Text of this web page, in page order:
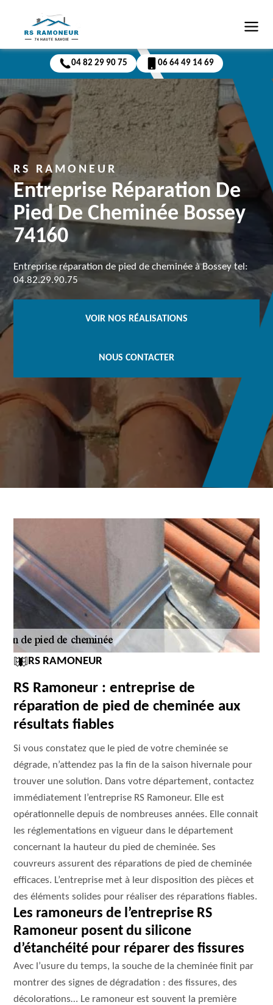
04 82 29 90 75 06 64 49 14 69
RS RAMONEUR
Entreprise Réparation De
Pied De Cheminée Bossey
74160
Entreprise réparation de pied de cheminée à Bossey tel:
04.82.29.90.75
VOIR NOS RÉALISATIONS
NOUS CONTACTER
RS RAMONEUR
RS Ramoneur : entreprise de
réparation de pied de cheminée aux
résultats fiables
Si vous constatez que le pied de votre cheminée se
dégrade, n’attendez pas la fin de la saison hivernale pour
trouver une solution. Dans votre département, contactez
immédiatement l’entreprise RS Ramoneur. Elle est
opérationnelle depuis de nombreuses années. Elle connait
les réglementations en vigueur dans le département
concernant la hauteur du pied de cheminée. Ses
couvreurs assurent des réparations de pied de cheminée
efficaces. L’entreprise met à leur disposition des pièces et
des éléments solides pour réaliser des réparations fiables.
Les ramoneurs de l’entreprise RS
Ramoneur posent du silicone
d’étanchéité pour réparer des fissures
Avec l’usure du temps, la souche de la cheminée finit par
montrer des signes de dégradation : des fissures, des
décolorations… Le ramoneur est souvent la première